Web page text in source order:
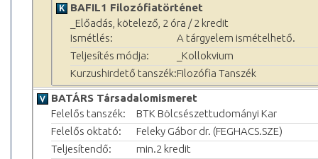
BAFIL1 Filozófiatörténet
_Előadás, kötelező, 2 óra / 2 kredit
Ismétlés:
A tárgyelem ismételhető.
Teljesítés módja:
_Kollokvium
Kurzushirdető tanszék:Filozófia Tanszék
BATÁRS Társadalomismeret
Felelős tanszék:
BTK Bölcsészettudományi Kar
Felelős oktató:
Feleky Gábor dr. (FEGHACS.SZE)
Teljesítendő:
min.2 kredit